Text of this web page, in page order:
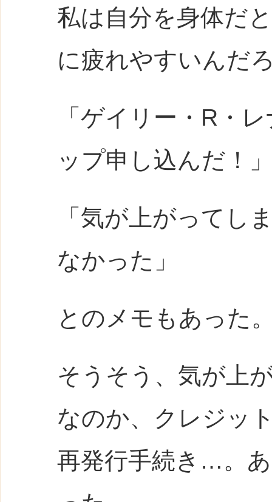
私は自分を身体だ
に疲れやすいんだ
「ゲイリー・R・
ップ申し込んだ！
「気が上がってし
なかった」
とのメモもあった
そうそう、気が上
なのか、クレジッ
再発行手続き…。